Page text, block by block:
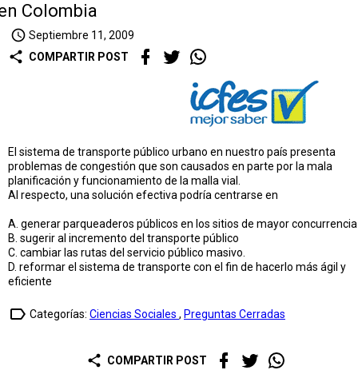
Colombia
access_time Septiembre 11, 2009
share COMPARTIR POST
El sistema de transporte público urbano en nuestro país presenta
problemas de congestión que son causados en parte por la mala
planificación y funcionamiento de la malla vial.
Al respecto, una solución efectiva podría centrarse en
A. generar parqueaderos públicos en los sitios de mayor concurrencia
B. sugerir al incremento del transporte público
C. cambiar las rutas del servicio público masivo.
D. reformar el sistema de transporte con el fin de hacerlo más ágil y
eficiente
label_outline Categorías: Ciencias Sociales , Preguntas Cerradas
share COMPARTIR POST